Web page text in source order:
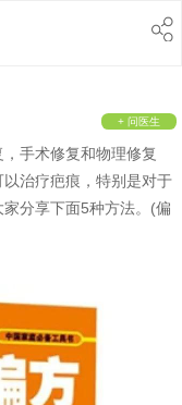
+ 问医生
手术修复和物理修复
治疗疤痕，特别是对于
分享下面5种方法。(偏